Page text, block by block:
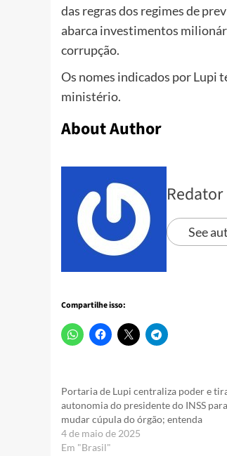
das regras dos regimes de
abarca investimentos
corrupção.
Os nomes indicados por Lupi
ministério.
About Author
Redator
See
Compartilhe isso:
Portaria de Lupi centraliza poder e
autonomia do presidente do INSS para
mudar cúpula do órgão; entenda
4 de maio de 2025
Em "Brasil"